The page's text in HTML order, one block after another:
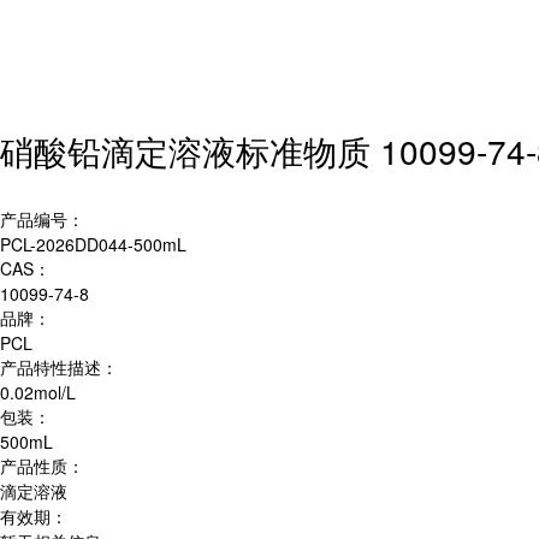
硝酸铅滴定溶液标准物质 10099-
产品编号：
PCL-2026DD044-500mL
CAS：
10099-74-8
品牌：
PCL
产品特性描述：
0.02mol/L
包装：
500mL
产品性质：
滴定溶液
有效期：